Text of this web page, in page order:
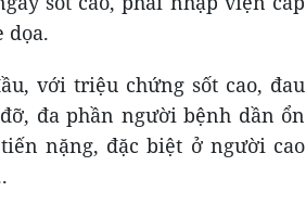
dọa.
với triệu chứng sốt cao, đau
đa phần người bệnh dần ổn
nặng, đặc biệt ở người cao